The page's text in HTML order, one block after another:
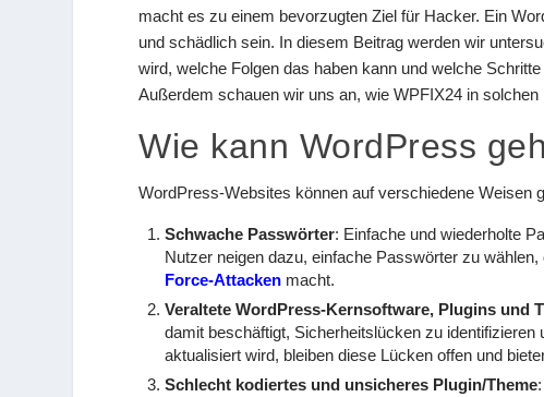
macht es zu einem bevorzugten Ziel für Hacker. Ein
und schädlich sein. In diesem Beitrag werden wir
wird, welche Folgen das haben kann und welche
Außerdem schauen wir uns an, wie WPFIX24 in
Wie kann WordPress
WordPress-Websites können auf verschiedene Weisen
Schwache Passwörter: Einfache und wiederholte
Nutzer neigen dazu, einfache Passwörter zu
Force-Attacken macht.
Veraltete WordPress-Kernsoftware, Plugins und
damit beschäftigt, Sicherheitslücken zu
aktualisiert wird, bleiben diese Lücken offen und
Schlecht kodiertes und unsicheres Plugin/Theme